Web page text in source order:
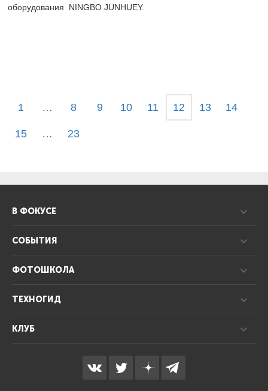
оборудования NINGBO JUNHUEY.
1 … 8 9 10 11 12 13 14
15 … 23
В ФОКУСЕ
СОБЫТИЯ
ФОТОШКОЛА
ТЕХНОГИД
КЛУБ